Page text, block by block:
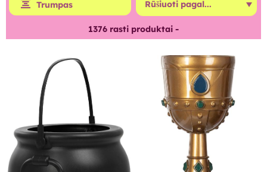
Trumpas
1376 rasti produktai -